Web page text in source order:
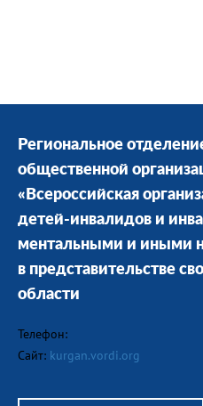
Региональное
общественной
«Всероссийская
детей-инвалидов и
ментальными и иными
в представительстве
области
Телефон:
Сайт: kurgan.vordi.org